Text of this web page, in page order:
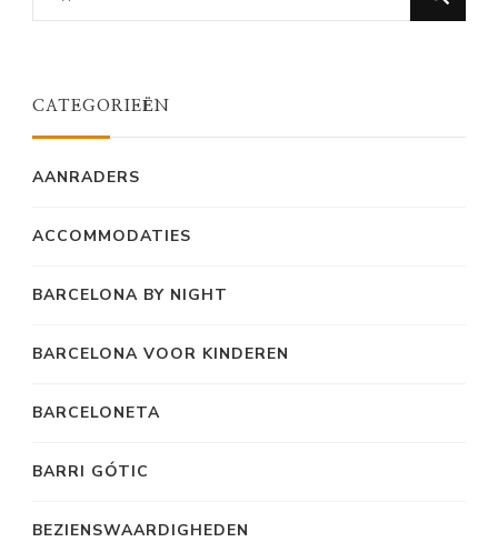
for
CATEGORIEËN
AANRADERS
ACCOMMODATIES
BARCELONA BY NIGHT
BARCELONA VOOR KINDEREN
BARCELONETA
BARRI GÓTIC
BEZIENSWAARDIGHEDEN